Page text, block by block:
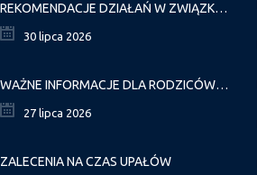
REKOMENDACJE DZIAŁAŃ W ZWIĄZKU Z FALAMI UPAŁÓW
30 lipca 2026
WAŻNE INFORMACJE DLA RODZICÓW DZIECI NOWO PRZYJĘTYCH GR. I
27 lipca 2026
ZALECENIA NA CZAS UPAŁÓW